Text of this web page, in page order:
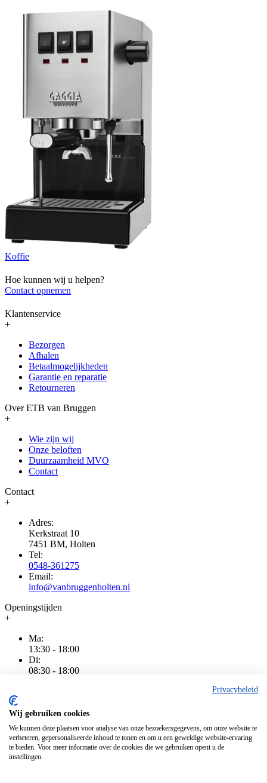
Privacybeleid
Wij gebruiken cookies
We kunnen deze plaatsen voor analyse van onze bezoekersgegevens, om onze website te
verbeteren, gepersonaliseerde inhoud te tonen en om u een geweldige website-ervaring
te bieden. Voor meer informatie over de cookies die we gebruiken opent u de
instellingen.
Koffie
Hoe kunnen wij u helpen?
Contact opnemen
Klantenservice
+
Bezorgen
Afhalen
Betaalmogelijkheden
Garantie en reparatie
Retourneren
Over ETB van Bruggen
+
Wie zijn wij
Onze beloften
Duurzaamheid MVO
Contact
Contact
+
Adres:
Kerkstraat 10
7451 BM, Holten
Tel:
0548-361275
Email:
info@vanbruggenholten.nl
Openingstijden
+
Ma:
13:30 - 18:00
Di:
08:30 - 18:00
08:30 - 20:00
08:30 - 18:00
Za:
08:30 - 16:00